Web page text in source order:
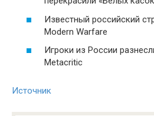
Известный российский
Modern Warfare
Игроки из России
Metacritic
Источник